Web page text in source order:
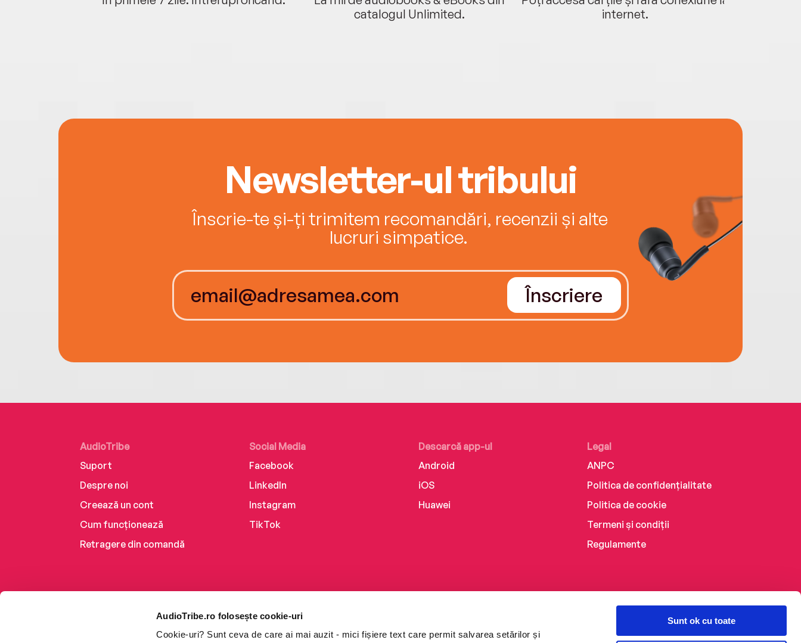
AudioTribe.ro folosește cookie-uri
Cookie-uri? Sunt ceva de care ai mai auzit - mici fișiere text care permit salvarea setărilor și
Sunt ok cu toate
catalogul Unlimited.
internet.
Newsletter-ul tribului
Înscrie-te și-ți trimitem recomandări, recenzii și alte
lucruri simpatice.
Înscriere
AudioTribe
Suport
Despre noi
Creează un cont
Cum funcționează
Retragere din comandă
Social Media
Facebook
LinkedIn
Instagram
TikTok
Descarcă app-ul
Android
iOS
Huawei
Legal
ANPC
Politica de confidențialitate
Politica de cookie
Termeni și condiții
Regulamente